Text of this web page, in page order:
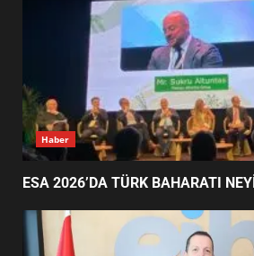
5
BALIKESİR
UZATILDI: NE
6
BURHANİYE
TURNUVASI
DEĞİŞTİRİYOR?
Haber
ESA 2026’DA TÜRK BAHARATI